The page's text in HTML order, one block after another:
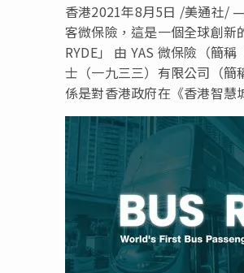
香港2021年8月5日 /美通社/
客微保險，這是一個全球創新
RYDE」 由 YAS 微保險（簡
士（一九三三）有限公司（簡
係是對香港政府在《香港智